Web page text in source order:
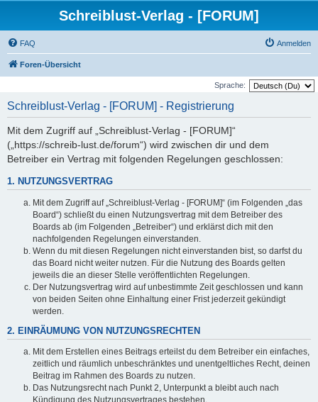
Schreiblust-Verlag - [FORUM]
FAQ Anmelden
Foren-Übersicht
Sprache:
Schreiblust-Verlag - [FORUM] - Registrierung
Mit dem Zugriff auf „Schreiblust-Verlag - [FORUM]“
(„https://schreib-lust.de/forum“) wird zwischen dir und dem
Betreiber ein Vertrag mit folgenden Regelungen geschlossen:
1. NUTZUNGSVERTRAG
Mit dem Zugriff auf „Schreiblust-Verlag - [FORUM]“ (im Folgenden „das
Board“) schließt du einen Nutzungsvertrag mit dem Betreiber des
Boards ab (im Folgenden „Betreiber“) und erklärst dich mit den
nachfolgenden Regelungen einverstanden.
Wenn du mit diesen Regelungen nicht einverstanden bist, so darfst du
das Board nicht weiter nutzen. Für die Nutzung des Boards gelten
jeweils die an dieser Stelle veröffentlichten Regelungen.
Der Nutzungsvertrag wird auf unbestimmte Zeit geschlossen und kann
von beiden Seiten ohne Einhaltung einer Frist jederzeit gekündigt
werden.
2. EINRÄUMUNG VON NUTZUNGSRECHTEN
Mit dem Erstellen eines Beitrags erteilst du dem Betreiber ein einfaches,
zeitlich und räumlich unbeschränktes und unentgeltliches Recht, deinen
Beitrag im Rahmen des Boards zu nutzen.
Das Nutzungsrecht nach Punkt 2, Unterpunkt a bleibt auch nach